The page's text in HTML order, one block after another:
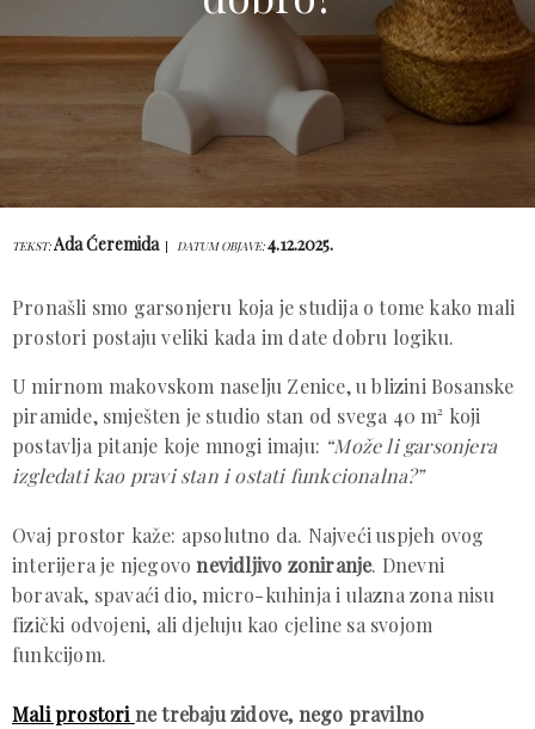
TEKST:Ada Ćeremida DATUM OBJAVE:4.12.2025.
Pronašli smo garsonjeru koja je studija o tome kako mali
prostori postaju veliki kada im date dobru logiku.
U mirnom makovskom naselju Zenice, u blizini Bosanske
piramide, smješten je studio stan od svega 40 m² koji
postavlja pitanje koje mnogi imaju: “Može li garsonjera
izgledati kao pravi stan i ostati funkcionalna?”
Ovaj prostor kaže: apsolutno da. Najveći uspjeh ovog
interijera je njegovonevidljivo zoniranje. Dnevni
boravak, spavaći dio, micro-kuhinja i ulazna zona nisu
fizički odvojeni, ali djeluju kao cjeline sa svojom
funkcijom.
Mali prostori ne trebaju zidove, nego pravilno